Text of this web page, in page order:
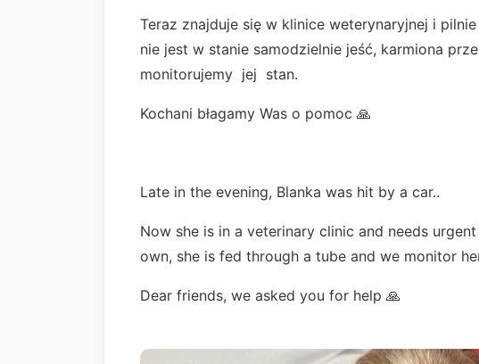
Teraz znajduje się w klinice weterynaryjnej i
nie jest w stanie samodzielnie jeść, karmiona
monitorujemy jej stan.
Kochani błagamy Was o pomoc 🙏
Late in the evening, Blanka was hit by a car..
Now she is in a veterinary clinic and needs
own, she is fed through a tube and we monitor
Dear friends, we asked you for help 🙏